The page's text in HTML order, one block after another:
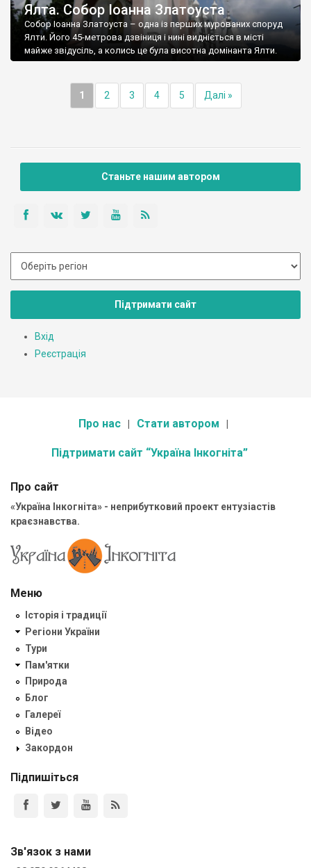
Ялта. Собор Іоанна Златоуста
Собор Іоанна Златоуста – одна із перших мурованих споруд
Ялти. Його 45-метрова дзвіниця і нині видніється в місті
майже звідусіль, а колись це була висотна домінанта Ялти.
1 2 3 4 5 Далі »
Станьте нашим автором
Підтримати сайт
Вхід
Реєстрація
Про нас Стати автором
Підтримати сайт “Україна Інкогніта”
Про сайт
«Україна Інкогніта» - неприбутковий проект ентузіастів
краєзнавства.
Меню
Історія і традиції
Регіони України
Тури
Пам'ятки
Природа
Блог
Галереї
Відео
Закордон
Підпишіться
Зв'язок з нами